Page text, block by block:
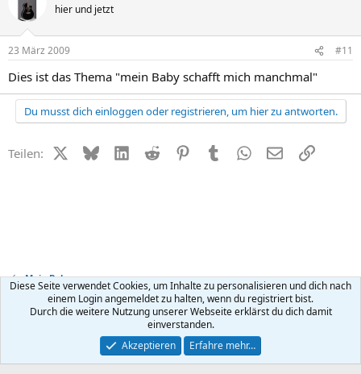
hier und jetzt
23 März 2009 #11
Dies ist das Thema "mein Baby schafft mich manchmal"
Du musst dich einloggen oder registrieren, um hier zu antworten.
Teilen: X (Twitter)
BlueskyLinkedIn
Reddit PinterestTumblr WhatsApp
E-MailLink
Mein Baby
Kontakt Nutzungsbedingungen Datenschutz Hilfe
R
Community platform by XenForo ® © 2010-2026 XenForo Ltd.
Diese Seite verwendet Cookies, um Inhalte zu personalisieren und dich nach
einem Login angemeldet zu halten, wenn du registriert bist.
Durch die weitere Nutzung unserer Webseite erklärst du dich damit
einverstanden.
Akzeptieren
Erfahre mehr…